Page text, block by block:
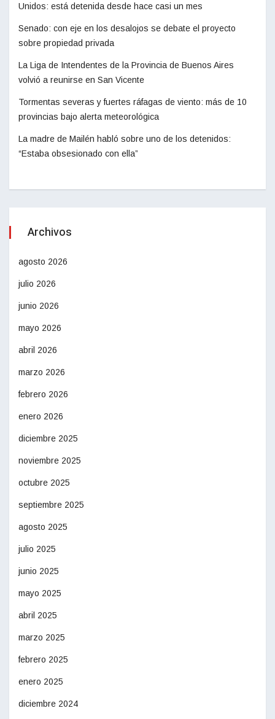
Unidos: está detenida desde hace casi un mes
Senado: con eje en los desalojos se debate el proyecto
sobre propiedad privada
La Liga de Intendentes de la Provincia de Buenos Aires
volvió a reunirse en San Vicente
Tormentas severas y fuertes ráfagas de viento: más de 10
provincias bajo alerta meteorológica
La madre de Mailén habló sobre uno de los detenidos:
“Estaba obsesionado con ella”
Archivos
agosto 2026
julio 2026
junio 2026
mayo 2026
abril 2026
marzo 2026
febrero 2026
enero 2026
diciembre 2025
noviembre 2025
octubre 2025
septiembre 2025
agosto 2025
julio 2025
junio 2025
mayo 2025
abril 2025
marzo 2025
febrero 2025
enero 2025
diciembre 2024